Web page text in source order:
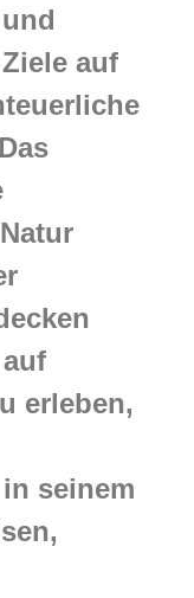
auf
erleben,
seinem